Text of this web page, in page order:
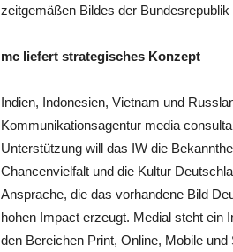
zeitgemäßen Bildes der Bundesrepublik
mc liefert strategisches Konzept
Indien, Indonesien, Vietnam und
Kommunikationsagentur media
Unterstützung will das IW die
Chancenvielfalt und die Kultur
Ansprache, die das vorhandene Bild
hohen Impact erzeugt. Medial steht ein
den Bereichen Print, Online, Mobile und